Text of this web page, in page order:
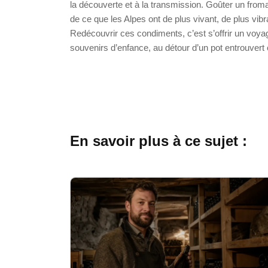
la découverte et à la transmission. Goûter un
de ce que les Alpes ont de plus vivant, de plus
Redécouvrir ces condiments, c’est s’offrir un
souvenirs d’enfance, au détour d’un pot
En savoir plus à ce sujet :